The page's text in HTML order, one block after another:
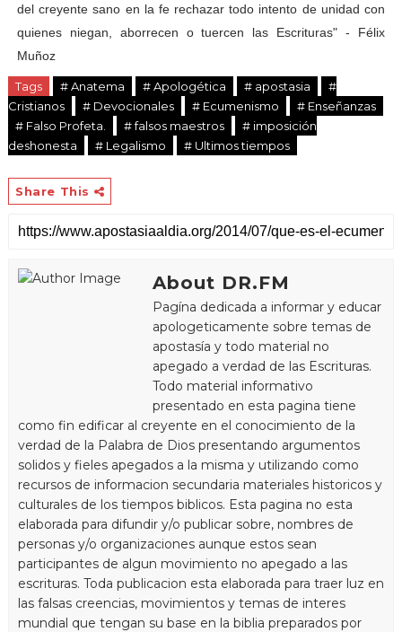
del creyente sano en la fe rechazar todo intento de unidad con
quienes niegan, aborrecen o tuercen las Escrituras" - Félix
Muñoz
Tags # Anatema # Apologética # apostasia
#
Cristianos
# Devocionales # Ecumenismo
# Enseñanzas
# Falso Profeta.
# falsos maestros
# imposición
deshonesta
# Legalismo # Ultimos tiempos
Share This
About DR.FM
Pagína dedicada a informar y educar
apologeticamente sobre temas de
apostasía y todo material no
apegado a verdad de las Escrituras.
Todo material informativo
presentado en esta pagina tiene
como fin edificar al creyente en el conocimiento de la
verdad de la Palabra de Dios presentando argumentos
solidos y fieles apegados a la misma y utilizando como
recursos de informacion secundaria materiales historicos y
culturales de los tiempos biblicos. Esta pagina no esta
elaborada para difundir y/o publicar sobre, nombres de
personas y/o organizaciones aunque estos sean
participantes de algun movimiento no apegado a las
escrituras. Toda publicacion esta elaborada para traer luz en
las falsas creencias, movimientos y temas de interes
mundial que tengan su base en la biblia preparados por